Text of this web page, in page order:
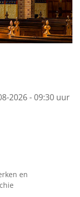
2026 - 09:30 uur
en